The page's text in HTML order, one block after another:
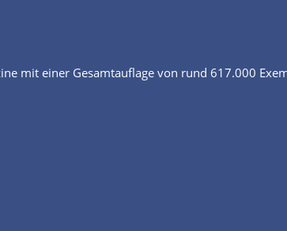
mit einer Gesamtauflage von rund 617.000